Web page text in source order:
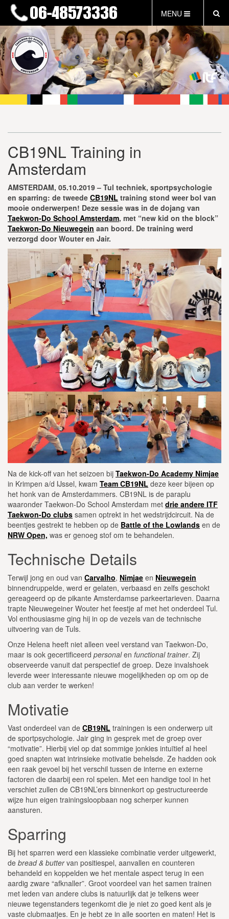
MENU
HOME
NIEUWS
LESTIJDEN & TARIEVEN
INFORMATIE
WAT IS TAEKWON-DO?
FAQ
INLOG LEDEN
EVENEMENTEN
CB19NL Training in
Amsterdam
AMSTERDAM, 05.10.2019 – Tul techniek, sportpsychologie
en sparring: de tweede CB19NL training stond weer bol van
mooie onderwerpen! Deze sessie was in de dojang van
Taekwon-Do School Amsterdam, met “new kid on the block”
Taekwon-Do Nieuwegein aan boord. De training werd
verzorgd door Wouter en Jair.
Na de kick-off van het seizoen bij Taekwon-Do Academy Nimjae
in Krimpen a/d IJssel, kwam Team CB19NL deze keer bijeen op
het honk van de Amsterdammers. CB19NL is de paraplu
waaronder Taekwon-Do School Amsterdam met drie andere ITF
Taekwon-Do clubs samen optrekt in het wedstrijdcircuit. Na de
beentjes gestrekt te hebben op de Battle of the Lowlands en de
NRW Open, was er genoeg stof om te behandelen.
Technische Details
Terwijl jong en oud van Carvalho, Nimjae en Nieuwegein
binnendruppelde, werd er gelaten, verbaasd en zelfs geschokt
gereageerd op de pikante Amsterdamse parkeertarieven. Daarna
trapte Nieuwegeiner Wouter het feestje af met het onderdeel Tul.
Vol enthousiasme ging hij in op de vezels van de technische
uitvoering van de Tuls.
Onze Helena heeft niet alleen veel verstand van Taekwon-Do,
maar is ook gecertificeerd personalen functional trainer. Zij
observeerde vanuit dat perspectief de groep. Deze invalshoek
leverde weer interessante nieuwe mogelijkheden op om op de
club aan verder te werken!
Motivatie
Vast onderdeel van de CB19NL trainingen is een onderwerp uit
de sportpsychologie. Jair ging in gesprek met de groep over
“motivatie”. Hierbij viel op dat sommige jonkies intuïtief al heel
goed snapten wat intrinsieke motivatie behelsde. Ze hadden ook
een raak gevoel bij het verschil tussen de interne en externe
factoren die daarbij een rol spelen. Met een handige tool in het
verschiet zullen de CB19NL’ers binnenkort op gestructureerde
wijze hun eigen trainingsloopbaan nog scherper kunnen
aansturen.
Sparring
Bij het sparren werd een klassieke combinatie verder uitgewerkt,
de bread & buttervan positiespel, aanvallen en counteren
behandeld en koppelden we het mentale aspect terug in een
aardig zware “afknaller”. Groot voordeel van het samen trainen
met leden van andere clubs is natuurlijk dat je telkens weer
nieuwe tegenstanders tegenkomt die je niet zo goed kent als je
vaste clubmaatjes. En je hebt ze in alle soorten en maten! Het is